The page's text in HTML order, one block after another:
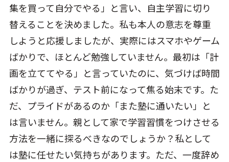
集を買って自分でやる」と言い、自主学習に切り
替えることを決めました。私も本人の意志を尊重
しようと応援しましたが、実際にはスマホやゲーム
ばかりで、ほとんど勉強していません。最初は「計
画を立ててやる」と言っていたのに、気づけば時間
ばかりが過ぎ、テスト前になって焦る始末です。た
だ、プライドがあるのか「また塾に通いたい」と
は言いません。親として家で学習習慣をつけさせる
方法を一緒に探るべきなのでしょうか？私として
は塾に任せたい気持ちがあります。ただ、一度辞め